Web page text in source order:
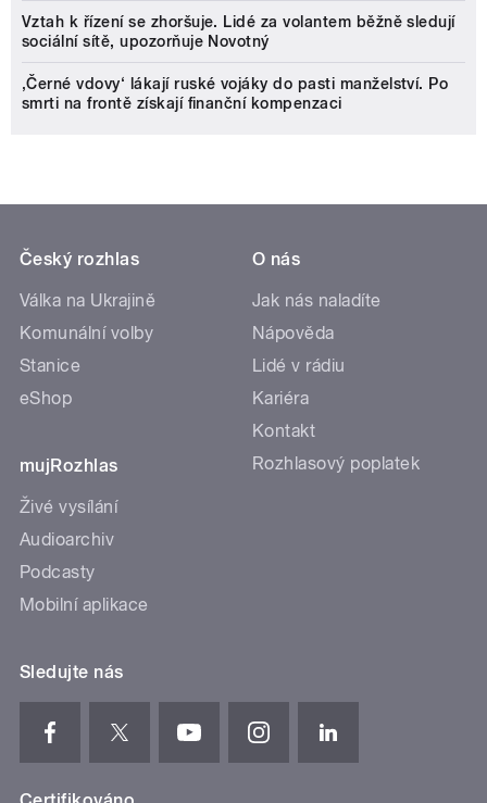
Vztah k řízení se zhoršuje. Lidé za volantem běžně sledují
sociální sítě, upozorňuje Novotný
‚Černé vdovy‘ lákají ruské vojáky do pasti manželství. Po
smrti na frontě získají finanční kompenzaci
Český rozhlas
Válka na Ukrajině
Komunální volby
Stanice
eShop
mujRozhlas
Živé vysílání
Audioarchiv
Podcasty
Mobilní aplikace
O nás
Jak nás naladíte
Nápověda
Lidé v rádiu
Kariéra
Kontakt
Rozhlasový poplatek
Sledujte nás